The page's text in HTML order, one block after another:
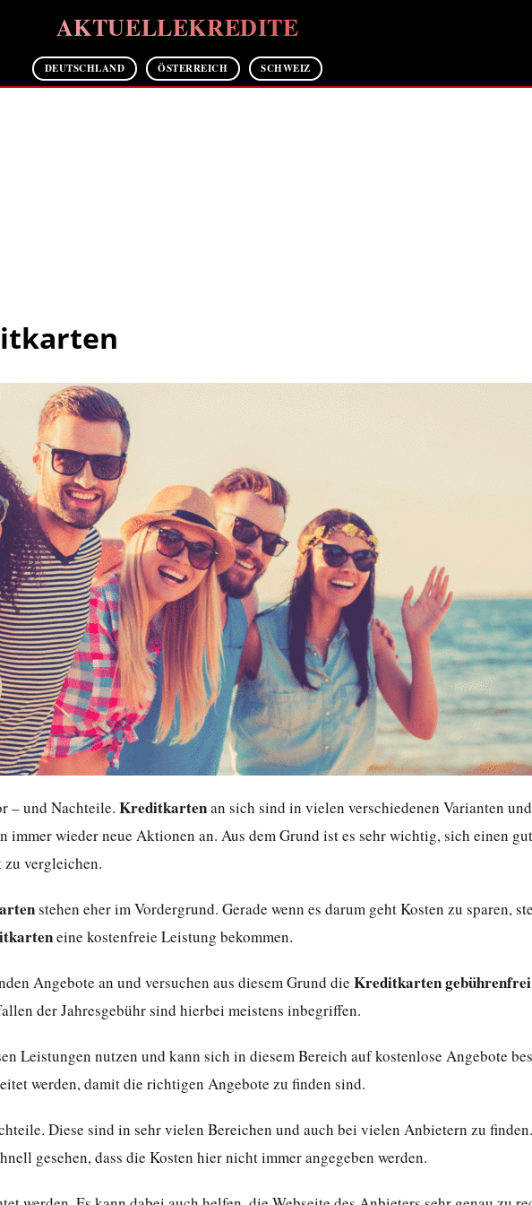
AKTUELLEKREDITE
DEUTSCHLAND ÖSTERREICH SCHWEIZ
– und Nachteile. Kreditkartenan sich sind in vielen verschiedenen Varianten
wieder neue Aktionen an. Aus dem Grund ist es sehr wichtig, sich einen
vergleichen.
stehen eher im Vordergrund. Gerade wenn es darum geht Kosten zu sparen,
eine kostenfreie Leistung bekommen.
Angebote an und versuchen aus diesem Grund die Kreditkartengebührenfrei
der Jahresgebühr sind hierbei meistens inbegriffen.
Leistungen nutzen und kann sich in diesem Bereich auf kostenlose Angebote
werden, damit die richtigen Angebote zu finden sind.
Diese sind in sehr vielen Bereichen und auch bei vielen Anbietern zu
gesehen, dass die Kosten hier nicht immer angegeben werden.